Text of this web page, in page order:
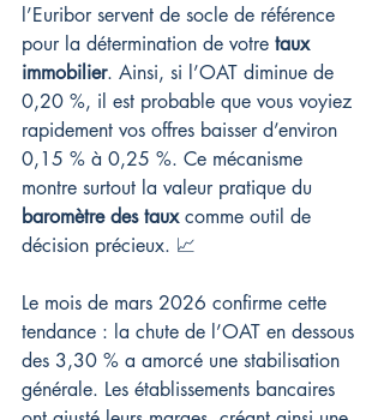
l’Euribor servent de socle de référence
pour la détermination de votre taux
immobilier. Ainsi, si l’OAT diminue de
0,20 %, il est probable que vous voyiez
rapidement vos offres baisser d’environ
0,15 % à 0,25 %. Ce mécanisme
montre surtout la valeur pratique du
baromètre des taux comme outil de
décision précieux. 📈
Le mois de mars 2026 confirme cette
tendance : la chute de l’OAT en dessous
des 3,30 % a amorcé une stabilisation
générale. Les établissements bancaires